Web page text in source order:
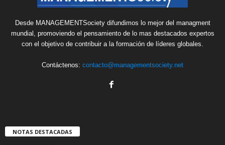
Desde MANAGEMENTSociety difundimos lo mejor del managment
mundial, promoviendo el pensamiento de lo mas destacados expertos
con el objetivo de contribuir a la formación de líderes globales.
Contáctenos: contacto@managementsociety.net
NOTAS DESTACADAS